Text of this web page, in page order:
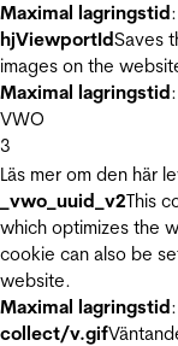
Maximal lagringstid
hjViewportIdSaves
images on the
Maximal lagringstid
VWO
3
Läs mer om den här
_vwo_uuid_v2This
which optimizes the
cookie can also be
website.
Maximal lagringstid
collect/v.gif